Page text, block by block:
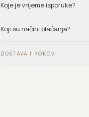
Koje je vrijeme isporuke?
Koji su načini plaćanja?
DOSTAVA I ROKOVI